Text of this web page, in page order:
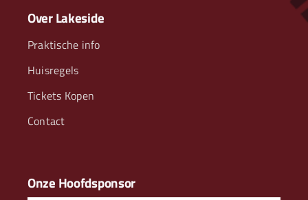
Over Lakeside
Praktische info
Huisregels
Tickets Kopen
Contact
Onze Hoofdsponsor